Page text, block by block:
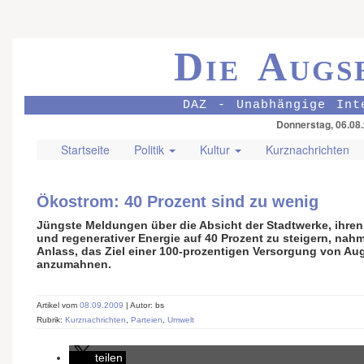
Die
DAZ - Unabhängige
Donnerstag,
Startseite Politik Kultur Kurznachrichten
Ökostrom: 40 Prozent sind zu wenig
Jüngste Meldungen über die Absicht der Stadtwerke,
und regenerativer Energie auf 40 Prozent zu steigern,
Anlass, das Ziel einer 100-prozentigen Versorgung von
anzumahnen.
Artikel vom 08.09.2009 | Autor: bs
Rubrik: Kurznachrichten Parteien Umwelt
teilen